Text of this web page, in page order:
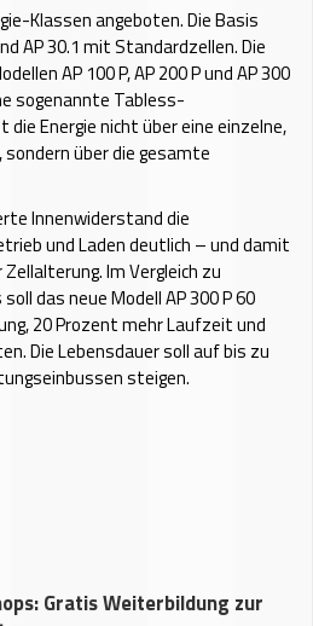
Klassen angeboten. Die Basis
AP 30.1 mit Standardzellen. Die
AP 100 P, AP 200 P und AP 300
sogenannte Tabless-
Energie nicht über eine einzelne,
über die gesamte
Innenwiderstand die
und Laden deutlich – und damit
Im Vergleich zu
das neue Modell AP 300 P 60
20 Prozent mehr Laufzeit und
Die Lebensdauer soll auf bis zu
steigen.
Gratis Weiterbildung zur